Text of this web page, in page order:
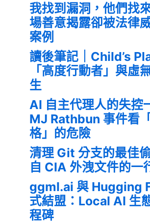
我找到漏洞，他們找
場善意揭露卻被法律
案例
讀後筆記｜Child’s
「高度行動者」與虛
生
AI 自主代理人的失控
MJ Rathbun 事件看
格」的危險
清理 Git 分支的最佳
自 CIA 外洩文件的一
ggml.ai 與 Hugging
式結盟：Local AI 生
程碑